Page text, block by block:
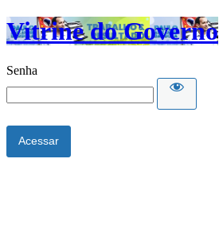
Vitrine do Governo
Senha